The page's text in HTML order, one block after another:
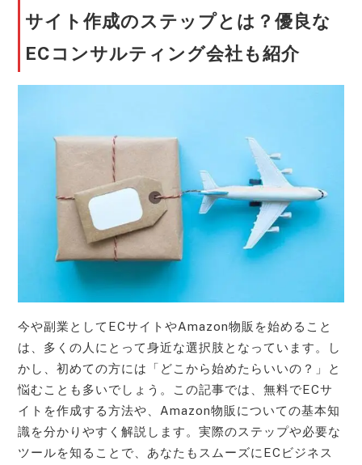
サイト作成のステップとは？優良な
ECコンサルティング会社も紹介
今や副業としてECサイトやAmazon物販を始めること
は、多くの人にとって身近な選択肢となっています。し
かし、初めての方には「どこから始めたらいいの？」と
悩むことも多いでしょう。この記事では、無料でECサ
イトを作成する方法や、Amazon物販についての基本知
識を分かりやすく解説します。実際のステップや必要な
ツールを知ることで、あなたもスムーズにECビジネス